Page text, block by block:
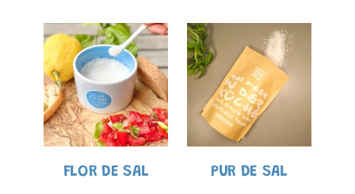
FLOR DE SAL PUR DE SAL